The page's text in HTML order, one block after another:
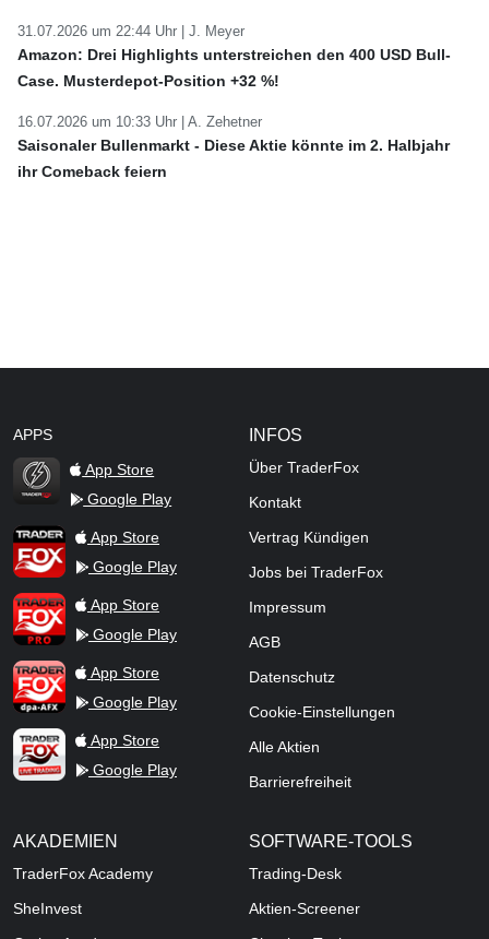
31.07.2026 um 22:44 Uhr | J. Meyer
Amazon: Drei Highlights unterstreichen den 400 USD Bull-
Case. Musterdepot-Position +32 %!
16.07.2026 um 10:33 Uhr | A. Zehetner
Saisonaler Bullenmarkt - Diese Aktie könnte im 2. Halbjahr
ihr Comeback feiern
APPS
TraderFox Flash
App Store
Google Play
TraderFox AppApp Store
Google Play
TraderFox ProApp Store
Google Play
TraderFox dpa-AFX ProFeed
App Store
Google Play
TraderFox Live Trading
App Store
Google Play
INFOS
Über TraderFox
Kontakt
Vertrag Kündigen
Jobs bei TraderFox
Impressum
AGB
Datenschutz
Cookie-Einstellungen
Alle Aktien
Barrierefreiheit
AKADEMIEN
TraderFox Academy
SheInvest
SOFTWARE-TOOLS
Trading-Desk
Aktien-Screener